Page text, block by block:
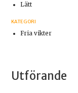
Lätt
KATEGORI
Fria vikter
Utförande